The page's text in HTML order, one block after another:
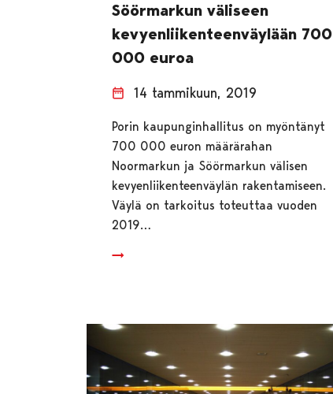
Söörmarkun väliseen
kevyenliikenteenväylään 700
000 euroa
14 tammikuun, 2019
Porin kaupunginhallitus on myöntänyt
700 000 euron määrärahan
Noormarkun ja Söörmarkun välisen
kevyenliikenteenväylän rakentamiseen.
Väylä on tarkoitus toteuttaa vuoden
2019…